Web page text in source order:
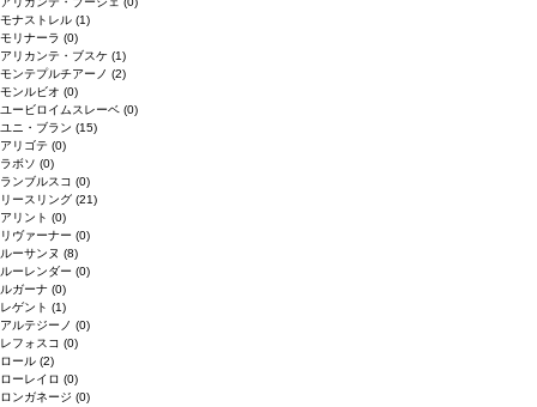
モナストレル (1)
モリナーラ (0)
アリカンテ・ブスケ (1)
モンテプルチアーノ (2)
モンルビオ (0)
ユービロイムスレーベ (0)
ユニ・ブラン (15)
アリゴテ (0)
ラボソ (0)
ランブルスコ (0)
リースリング (21)
アリント (0)
リヴァーナー (0)
ルーサンヌ (8)
ルーレンダー (0)
ルガーナ (0)
レゲント (1)
アルテジーノ (0)
レフォスコ (0)
ロール (2)
ローレイロ (0)
ロンガネージ (0)